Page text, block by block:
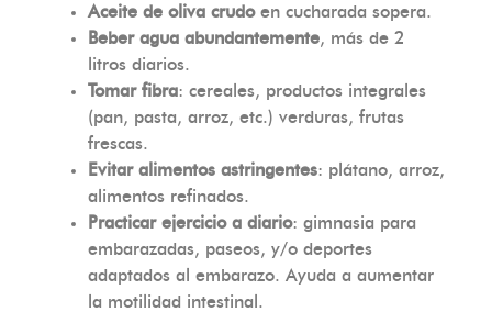
Aceite de oliva crudoen cucharada sopera.
Beber agua abundantemente, más de 2
litros diarios.
Tomar fibra: cereales, productos integrales
(pan, pasta, arroz, etc.) verduras, frutas
frescas.
Evitar alimentos astringentes: plátano, arroz,
alimentos refinados.
Practicar ejercicio a diario: gimnasia para
embarazadas, paseos, y/o deportes
adaptados al embarazo. Ayuda a aumentar
la motilidad intestinal.